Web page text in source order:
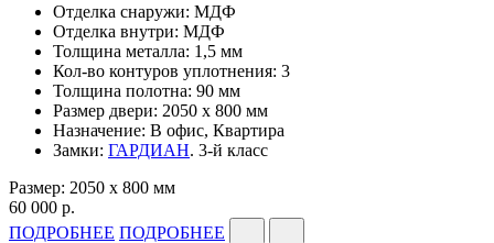
Отделка снаружи: МДФ
Отделка внутри: МДФ
Толщина металла: 1,5 мм
Кол-во контуров уплотнения: 3
Толщина полотна: 90 мм
Размер двери: 2050 x 800 мм
Назначение: В офис, Квартира
Замки: ГАРДИАН. 3-й класс
Размер: 2050 x 800 мм
60 000 р.
ПОДРОБНЕЕ ПОДРОБНЕЕ